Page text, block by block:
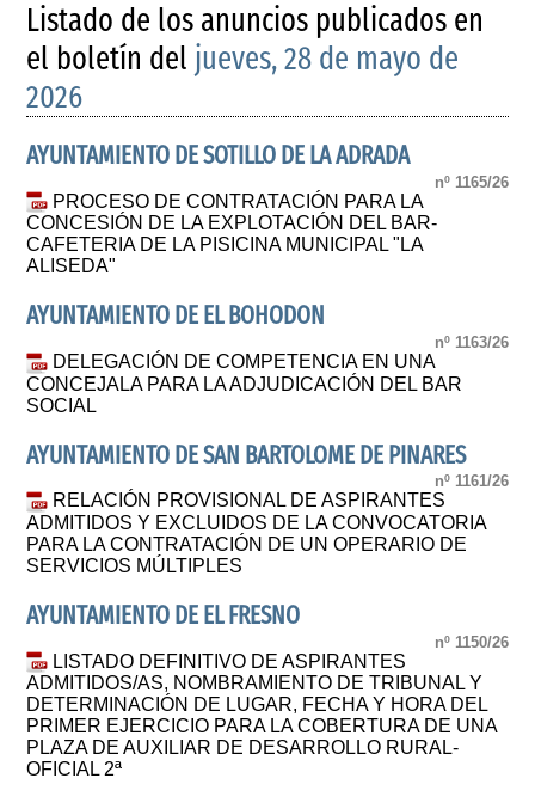
Listado de los anuncios publicados en
el boletín del jueves, 28 de mayo de
2026
AYUNTAMIENTO DE SOTILLO DE LA ADRADA
nº 1165/26
PROCESO DE CONTRATACIÓN PARA LA
CONCESIÓN DE LA EXPLOTACIÓN DEL BAR-
CAFETERIA DE LA PISICINA MUNICIPAL "LA
ALISEDA"
AYUNTAMIENTO DE EL BOHODON
nº 1163/26
DELEGACIÓN DE COMPETENCIA EN UNA
CONCEJALA PARA LA ADJUDICACIÓN DEL BAR
SOCIAL
AYUNTAMIENTO DE SAN BARTOLOME DE PINARES
nº 1161/26
RELACIÓN PROVISIONAL DE ASPIRANTES
ADMITIDOS Y EXCLUIDOS DE LA CONVOCATORIA
PARA LA CONTRATACIÓN DE UN OPERARIO DE
SERVICIOS MÚLTIPLES
AYUNTAMIENTO DE EL FRESNO
nº 1150/26
LISTADO DEFINITIVO DE ASPIRANTES
ADMITIDOS/AS, NOMBRAMIENTO DE TRIBUNAL Y
DETERMINACIÓN DE LUGAR, FECHA Y HORA DEL
PRIMER EJERCICIO PARA LA COBERTURA DE UNA
PLAZA DE AUXILIAR DE DESARROLLO RURAL-
OFICIAL 2ª